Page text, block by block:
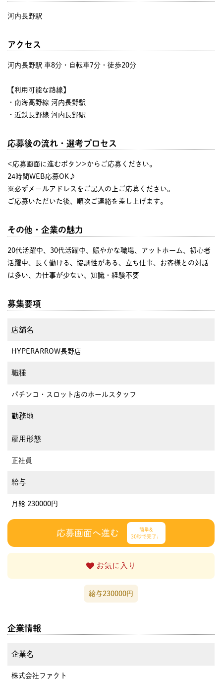
河内長野駅
アクセス
河内長野駅 車8分・自転車7分・徒歩20分
【利用可能な路線】
・南海高野線 河内長野駅
・近鉄長野線 河内長野駅
応募後の流れ・選考プロセス
<応募画面に進むボタン>からご応募ください。
24時間WEB応募OK♪
※必ずメールアドレスをご記入の上ご応募ください。
ご応募いただいた後、順次ご連絡を差し上げます。
その他・企業の魅力
20代活躍中、30代活躍中、賑やかな職場、アットホーム、初心者
活躍中、長く働ける、協調性がある、立ち仕事、お客様との対話
は多い、力仕事が少ない、知識・経験不要
募集要項
店舗名
HYPERARROW長野店
職種
パチンコ・スロット店のホールスタッフ
勤務地
雇用形態
正社員
給与
月給 230000円
応募画面へ進む
簡単&
30秒で完了♩
お気に入り
給与230000円
企業情報
企業名
株式会社ファクト